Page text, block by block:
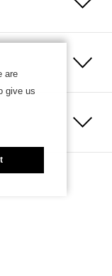
are
give us